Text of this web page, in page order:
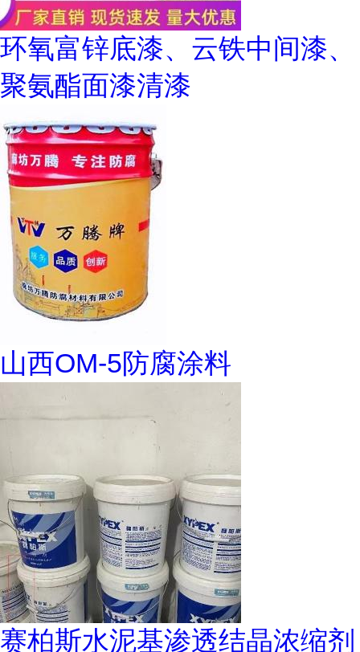
环氧富锌底漆、云铁中间漆、
聚氨酯面漆清漆
山西OM-5防腐涂料
赛柏斯水泥基渗透结晶浓缩剂